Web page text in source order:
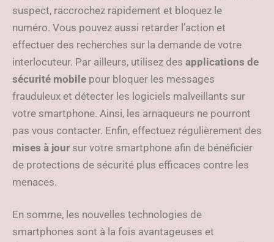
suspect, raccrochez rapidement et bloquez le
numéro. Vous pouvez aussi retarder l’action et
effectuer des recherches sur la demande de votre
interlocuteur. Par ailleurs, utilisez des applications de
sécurité mobile pour bloquer les messages
frauduleux et détecter les logiciels malveillants sur
votre smartphone. Ainsi, les arnaqueurs ne pourront
pas vous contacter. Enfin, effectuez régulièrement des
mises à jour sur votre smartphone afin de bénéficier
de protections de sécurité plus efficaces contre les
menaces.
En somme, les nouvelles technologies de
smartphones sont à la fois avantageuses et